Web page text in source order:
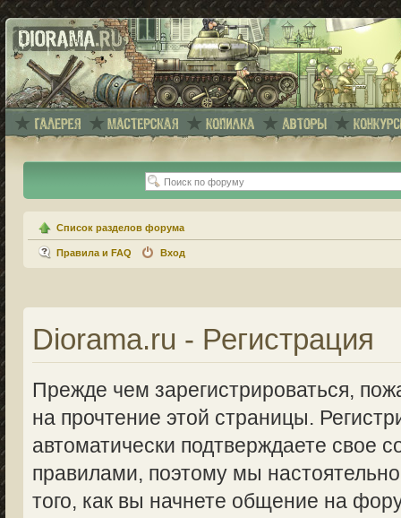
Список разделов форума
Правила и FAQ Вход
Diorama.ru - Регистрация
Прежде чем зарегистрироваться,
на прочтение этой страницы.
автоматически подтверждаете свое
правилами, поэтому мы
того, как вы начнете общение на